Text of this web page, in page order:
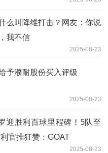
（沙钢标准）；2： 钢板
长60公分以内、厚6个以
重废：2320（长80公分以
么叫降维打击？网友：你说
我不信
2025-08-23
予濮耐股份买入评级
2025-08-23
迎胜利百球里程碑！5队至
官推狂赞：GOAT
2025-08-23